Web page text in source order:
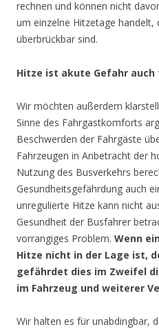
rechnen und können nicht
um einzelne Hitzetage handelt,
überbrückbar sind.
Hitze ist akute Gefahr auch
Wir möchten außerdem
Sinne des Fahrgastkomforts
Beschwerden der Fahrgäste
Fahrzeugen in Anbetracht der
Nutzung des Busverkehrs
Gesundheitsgefährdung auch
unregulierte Hitze kann nicht
Gesundheit der Busfahrer
vorrangiges Problem. Wenn
Hitze nicht in der Lage ist,
gefährdet dies im Zweifel
im Fahrzeug und weiterer
Wir halten es für unabdingbar,